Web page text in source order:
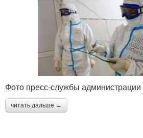
Фото пресс-службы администрации
читать дальше →